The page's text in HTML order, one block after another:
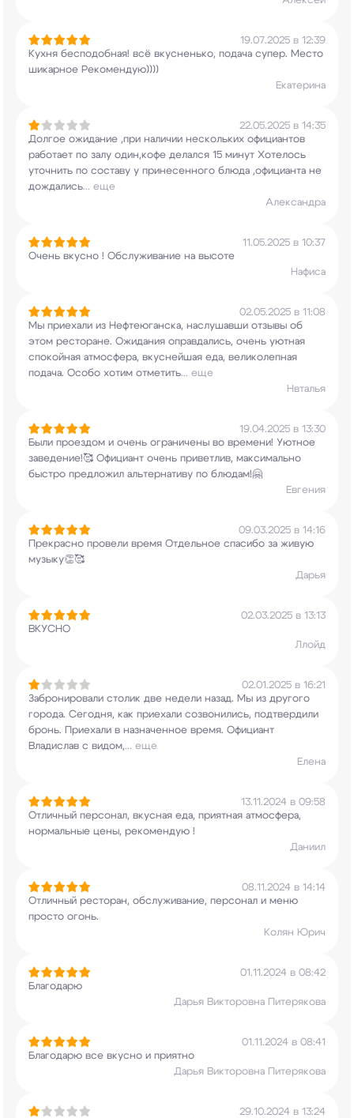
19.07.2025 в 12:39
Кухня бесподобная! всё вкусненько, подача супер. Место
шикарное Рекомендую))))
Екатерина
22.05.2025 в 14:35
Долгое ожидание ,при наличии нескольких официантов
работает по залу один,кофе делался 15 минут Хотелось
уточнить по составу у принесенного блюда ,официанта не
дождались... еще
Александра
11.05.2025 в 10:37
Очень вкусно ! Обслуживание на высоте
Нафиса
02.05.2025 в 11:08
Мы приехали из Нефтеюганска, наслушавши отзывы об
этом ресторане. Ожидания оправдались, очень уютная
спокойная атмосфера, вкуснейшая еда, великолепная
подача. Особо хотим отметить... еще
Нвталья
19.04.2025 в 13:30
Были проездом и очень ограничены во времени! Уютное
заведение!🥰 Официант очень приветлив, максимально
быстро предложил альтернативу по блюдам!🤗
Евгения
09.03.2025 в 14:16
Прекрасно провели время Отдельное спасибо за живую
музыку👏🥰
Дарья
02.03.2025 в 13:13
ВКУСНО
Ллойд
02.01.2025 в 16:21
Забронировали столик две недели назад. Мы из другого
города. Сегодня, как приехали созвонились, подтвердили
бронь. Приехали в назначенное время. Официант
Владислав с видом,... еще
Елена
13.11.2024 в 09:58
Отличный персонал, вкусная еда, приятная атмосфера,
нормальные цены, рекомендую !
Даниил
08.11.2024 в 14:14
Отличный ресторан, обслуживание, персонал и меню
просто огонь.
Колян Юрич
01.11.2024 в 08:42
Благодарю
Дарья Викторовна Питерякова
01.11.2024 в 08:41
Благодарю все вкусно и приятно
Дарья Викторовна Питерякова
29.10.2024 в 13:24